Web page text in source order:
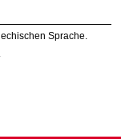
Sprache.